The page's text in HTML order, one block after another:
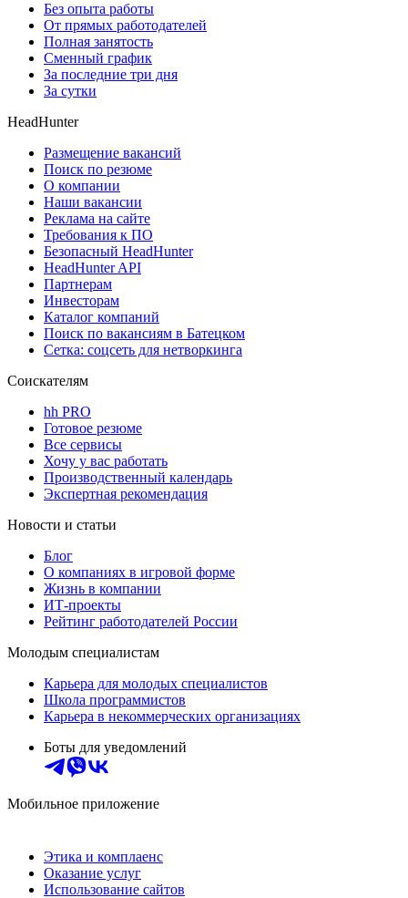
Без опыта работы
От прямых работодателей
Полная занятость
Сменный график
За последние три дня
За сутки
HeadHunter
Размещение вакансий
Поиск по резюме
О компании
Наши вакансии
Реклама на сайте
Требования к ПО
Безопасный HeadHunter
HeadHunter API
Партнерам
Инвесторам
Каталог компаний
Поиск по вакансиям в Батецком
Сетка: соцсеть для нетворкинга
Соискателям
hh PRO
Готовое резюме
Все сервисы
Хочу у вас работать
Производственный календарь
Экспертная рекомендация
Новости и статьи
Блог
О компаниях в игровой форме
Жизнь в компании
ИТ-проекты
Рейтинг работодателей России
Молодым специалистам
Карьера для молодых специалистов
Школа программистов
Карьера в некоммерческих организациях
Боты для уведомлений
Мобильное приложение
Этика и комплаенс
Оказание услуг
Использование сайтов